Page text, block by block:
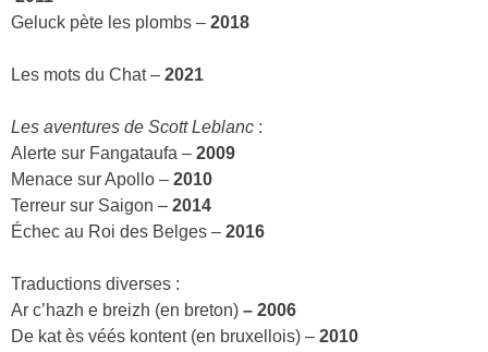
Geluck pète les plombs – 2018
Les mots du Chat – 2021
Les aventures de Scott Leblanc :
Alerte sur Fangataufa – 2009
Menace sur Apollo – 2010
Terreur sur Saigon – 2014
Échec au Roi des Belges – 2016
Traductions diverses :
Ar c’hazh e breizh (en breton) – 2006
De kat ès véés kontent (en bruxellois) – 2010